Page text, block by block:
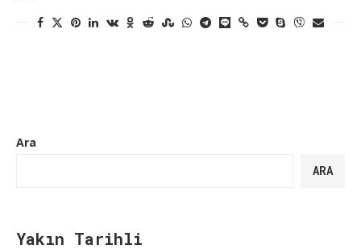
Ara
ARA
Yakın Tarihli